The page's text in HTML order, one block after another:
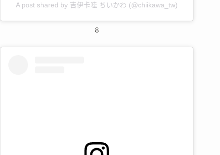
A post shared by 吉伊卡哇 ちいかわ (@chiikawa_tw)
8